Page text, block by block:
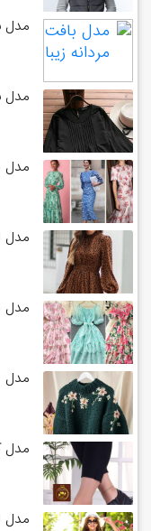
مدل
مدل
مدل
مدل
مدل
مدل
مدل
مدل